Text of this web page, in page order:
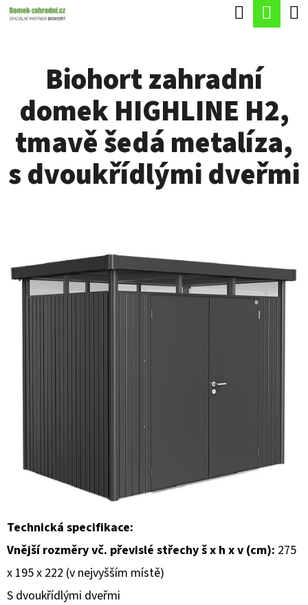
Přejít
Hledat
Biohort zahradní
domek HIGHLINE H2,
tmavě šedá metalíza,
s dvoukřídlými dveřmi
Technická specifikace:
Vnější rozměry vč. převislé střechy š x h x v (cm): 275
x 195 x 222 (v nejvyšším místě)
S dvoukřídlými dveřmi
K
P
O
T
U
HLEDAT